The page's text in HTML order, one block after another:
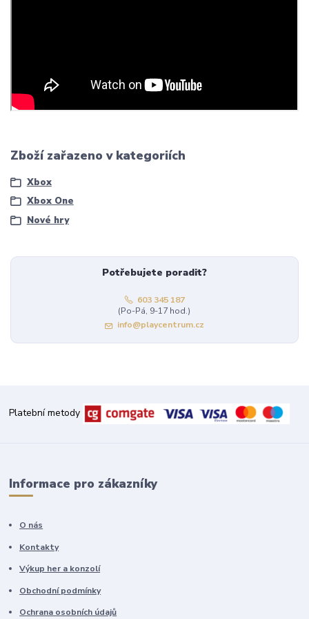
Zboží zařazeno v kategoriích
Xbox
Xbox One
Nové hry
Potřebujete poradit?
603 345 187
(Po-Pá, 9-17 hod.)
info@playcentrum.cz
Platební metody
Informace pro zákazníky
O nás
Kontakty
Výkup her a konzolí
Obchodní podmínky
Ochrana osobních údajů